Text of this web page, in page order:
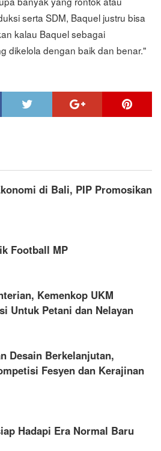
serta SDM, Baquel justru bisa
kalau Baquel sebagai
dikelola dengan baik dan benar."
di Bali, PIP Promosikan
Football MP
Kemenkop UKM
Untuk Petani dan Nelayan
Desain Berkelanjutan,
Fesyen dan Kerajinan
Hadapi Era Normal Baru